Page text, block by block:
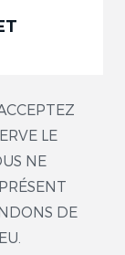
LE
NE
DE